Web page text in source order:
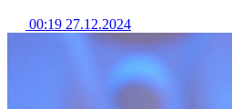
00:19 27.12.2024